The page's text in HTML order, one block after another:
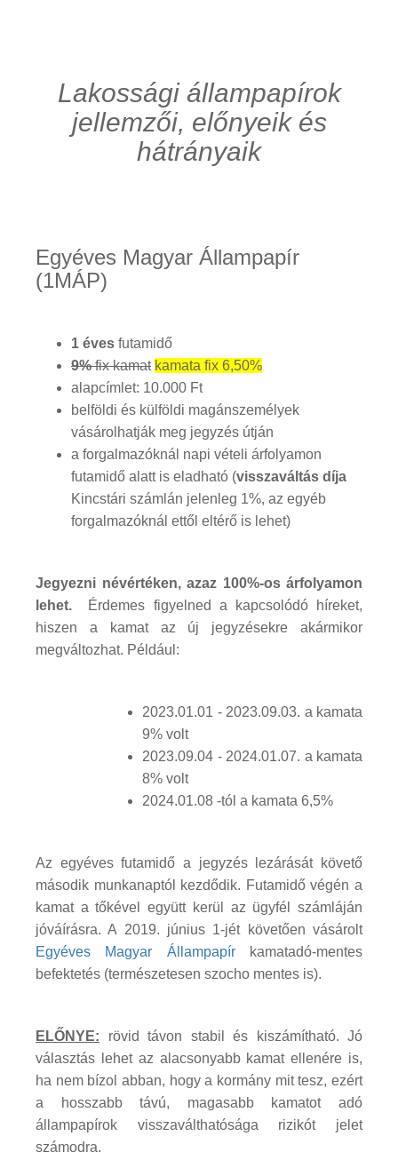
Lakossági állampapírok
jellemzői, előnyeik és
hátrányaik
Egyéves Magyar Állampapír
(1MÁP)
1 éves futamidő
9%fix kamat kamata fix 6,50%
alapcímlet: 10.000 Ft
belföldi és külföldi magánszemélyek
vásárolhatják meg jegyzés útján
a forgalmazóknál napi vételi árfolyamon
futamidő alatt is eladható (visszaváltás díja
Kincstári számlán jelenleg 1%, az egyéb
forgalmazóknál ettől eltérő is lehet)
Jegyezni névértéken, azaz 100%-os árfolyamon
lehet.
Érdemes figyelned a kapcsolódó híreket,
hiszen a kamat az új jegyzésekre akármikor
megváltozhat. Például:
2023.01.01 - 2023.09.03. a kamata
9% volt
2023.09.04 - 2024.01.07. a kamata
8% volt
2024.01.08 -tól a kamata 6,5%
Az egyéves futamidő a jegyzés lezárását követő
második munkanaptól kezdődik. Futamidő végén a
kamat a tőkével együtt kerül az ügyfél számláján
jóváírásra. A 2019. június 1-jét követően vásárolt
Egyéves Magyar Állampapírkamatadó-mentes
befektetés (természetesen szocho mentes is).
ELŐNYE: rövid távon stabil és kiszámítható. Jó
választás lehet az alacsonyabb kamat ellenére is,
ha nem bízol abban, hogy a kormány mit tesz, ezért
a hosszabb távú, magasabb kamatot adó
állampapírok visszaválthatósága rizikót jelet
számodra.